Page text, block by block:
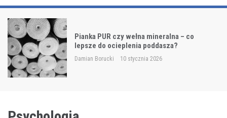
Jak czytać numery farb do włosów?
Praktyczny przewodnik
Damian Borucki 10 stycznia 2026